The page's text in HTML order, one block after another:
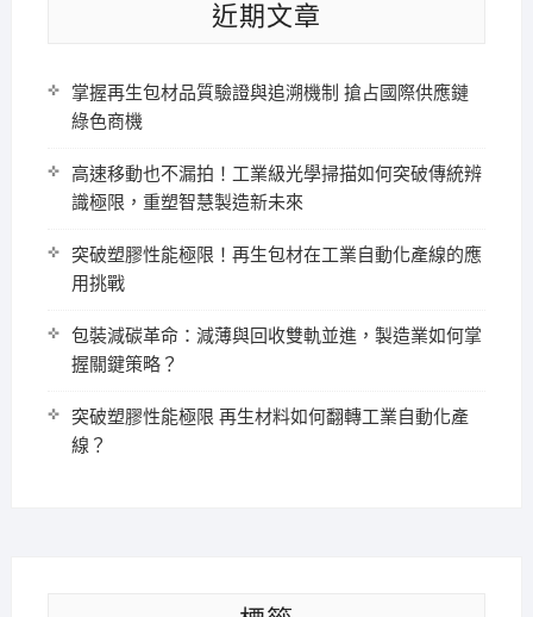
近期文章
掌握再生包材品質驗證與追溯機制 搶占國際供應鏈
綠色商機
高速移動也不漏拍！工業級光學掃描如何突破傳統辨
識極限，重塑智慧製造新未來
突破塑膠性能極限！再生包材在工業自動化產線的應
用挑戰
包裝減碳革命：減薄與回收雙軌並進，製造業如何掌
握關鍵策略？
突破塑膠性能極限 再生材料如何翻轉工業自動化產
線？